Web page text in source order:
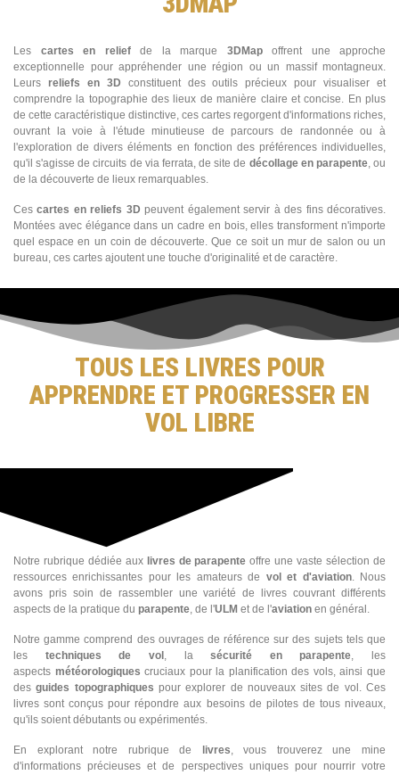
Les cartes en reliefde la marque 3DMapoffrent une approche
exceptionnelle pour appréhender une région ou un massif montagneux.
Leurs reliefs en 3D constituent des outils précieux pour visualiser et
comprendre la topographie des lieux de manière claire et concise. En plus
de cette caractéristique distinctive, ces cartes regorgent d'informations riches,
ouvrant la voie à l'étude minutieuse de parcours de randonnée ou à
l'exploration de divers éléments en fonction des préférences individuelles,
qu'il s'agisse de circuits de via ferrata, de site de décollage en parapente, ou
de la découverte de lieux remarquables.
Cescartes en reliefs 3D peuvent également servir à des fins décoratives.
Montées avec élégance dans un cadre en bois, elles transforment n'importe
quel espace en un coin de découverte. Que ce soit un mur de salon ou un
bureau, ces cartes ajoutent une touche d'originalité et de caractère.
TOUS LES LIVRES POUR
APPRENDRE ET PROGRESSER EN
VOL LIBRE
Notre rubrique dédiée aux livres de parapente offre une vaste sélection de
ressources enrichissantes pour les amateurs de vol et d'aviation. Nous
avons pris soin de rassembler une variété de livres couvrant différents
aspects de la pratique du parapente, de l'ULM et de l'aviation en général.
Notre gamme comprend des ouvrages de référence sur des sujets tels que
les techniques de vol , lasécurité en parapente, les
aspects météorologiques cruciaux pour la planification des vols, ainsi que
desguides topographiques pour explorer de nouveaux sites de vol. Ces
livres sont conçus pour répondre aux besoins de pilotes de tous niveaux,
qu'ils soient débutants ou expérimentés.
En explorant notre rubrique de livres, vous trouverez une mine
d'informations précieuses et de perspectives uniques pour nourrir votre